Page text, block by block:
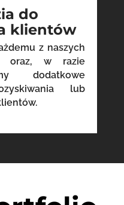
do
klientów
z naszych
oraz, w razie
dodatkowe
lub